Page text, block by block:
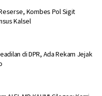
Kombes Pol Sigit
Kalsel
di DPR, Ada Rekam Jejak